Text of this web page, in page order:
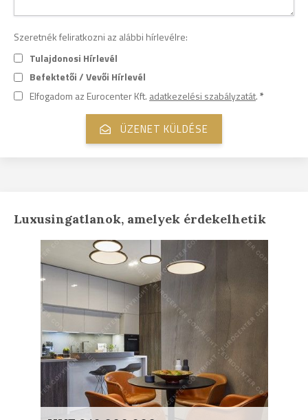
Szeretnék feliratkozni az alábbi hírlevélre:
Tulajdonosi Hírlevél
Befektetői / Vevői Hírlevél
Elfogadom az Eurocenter Kft. adatkezelési szabályzatát.*
Luxusingatlanok, amelyek érdekelhetik